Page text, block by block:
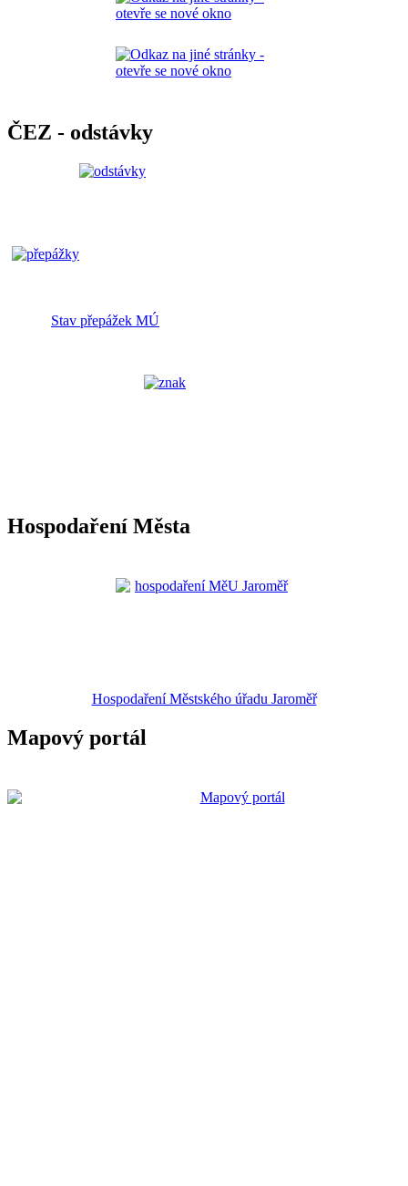
ČEZ - odstávky
Stav přepážek MÚ
Hospodaření Města
Hospodaření Městského úřadu Jaroměř
Mapový portál